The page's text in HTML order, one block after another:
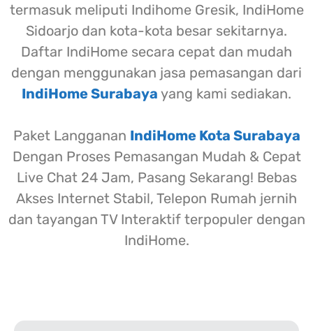
termasuk meliputi Indihome Gresik, IndiHome
Sidoarjo dan kota-kota besar sekitarnya.
Daftar IndiHome secara cepat dan mudah
dengan menggunakan jasa pemasangan dari
IndiHome Surabaya yang kami sediakan.
Paket Langganan IndiHome Kota Surabaya
Dengan Proses Pemasangan Mudah & Cepat
Live Chat 24 Jam, Pasang Sekarang! Bebas
Akses Internet Stabil, Telepon Rumah jernih
dan tayangan TV Interaktif terpopuler dengan
IndiHome.